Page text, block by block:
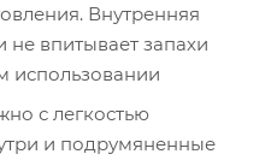
Внутренняя
не впитывает запахи
использовании
с легкостью
и подрумяненные